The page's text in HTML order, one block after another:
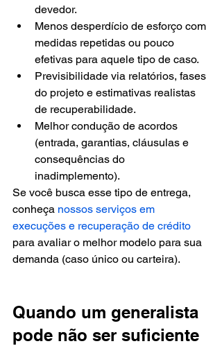
devedor.
Menos desperdício de esforço com
medidas repetidas ou pouco
efetivas para aquele tipo de caso.
Previsibilidade via relatórios, fases
do projeto e estimativas realistas
de recuperabilidade.
Melhor condução de acordos
(entrada, garantias, cláusulas e
consequências do
inadimplemento).
Se você busca esse tipo de entrega,
conheça nossos serviços em
execuções e recuperação de crédito
para avaliar o melhor modelo para sua
demanda (caso único ou carteira).
Quando um generalista
pode não ser suficiente